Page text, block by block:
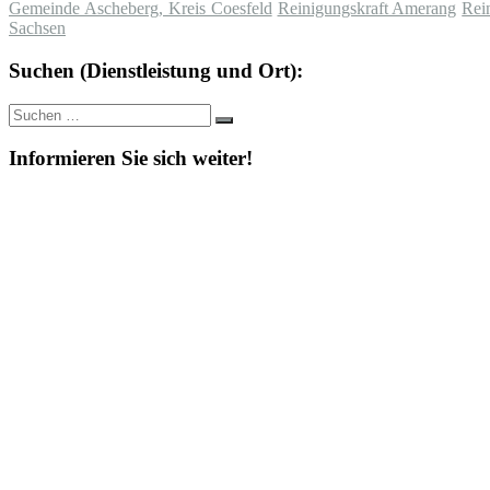
Gemeinde Ascheberg, Kreis Coesfeld Reinigungskraft Amerang
Sachsen
Suchen (Dienstleistung und Ort):
Suche
nach:
Suchen
Informieren Sie sich weiter!